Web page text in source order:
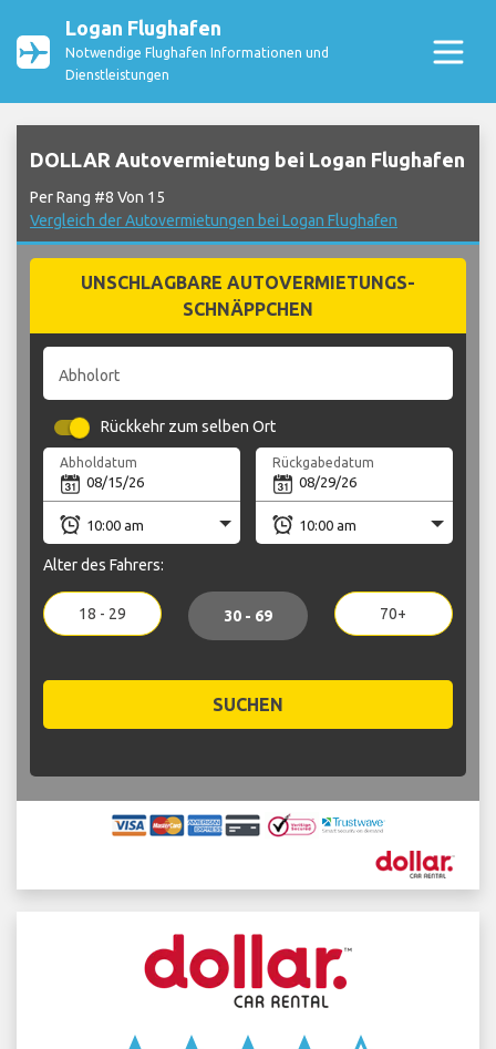
Logan Flughafen
Notwendige Flughafen Informationen und
Dienstleistungen
DOLLAR Autovermietung bei Logan Flughafen
Per Rang #8 Von 15
Vergleich der Autovermietungen bei Logan Flughafen
UNSCHLAGBARE AUTOVERMIETUNGS-
SCHNÄPPCHEN
Abholort
Rückkehr zum selben Ort
Abholdatum Rückgabedatum
Alter des Fahrers:
18 - 29 30 - 69 70+
SUCHEN